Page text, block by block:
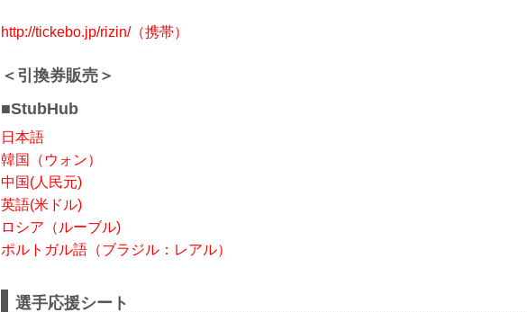
http://tickebo.jp/rizin/（携帯）
＜引換券販売＞
■StubHub
日本語
韓国（ウォン）
中国(人民元)
英語(米ドル)
ロシア（ルーブル)
ポルトガル語（ブラジル：レアル）
選手応援シート